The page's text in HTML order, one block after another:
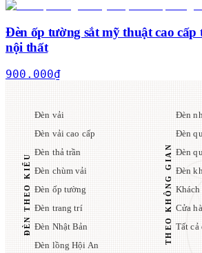
Đèn ốp tường sắt mỹ thuật cao
nội thất
900.000₫
ĐÈN THEO KIỂU
Đèn vải
Đèn vải cao cấp
Đèn thả trần
Đèn chùm vải
Đèn ốp tường
Đèn trang trí
Đèn Nhật Bản
Đèn lồng Hội An
THEO KHÔNG GIAN
Đèn
Đèn
Đèn
Đèn
Khách
Cửa
Tất cả